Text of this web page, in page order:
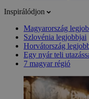
Inspirálódjon
Magyarország
Szlovénia legjobbjai
Horvátország
Egy nyár teli
7 magyar régió